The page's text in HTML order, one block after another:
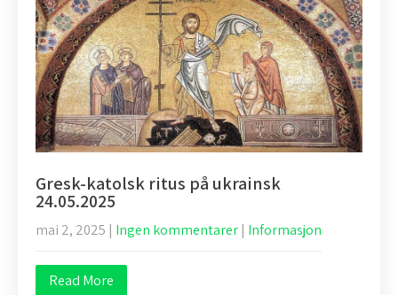
Gresk-katolsk ritus på ukrainsk
24.05.2025
mai 2, 2025 | Ingen kommentarer | Informasjon
Read More